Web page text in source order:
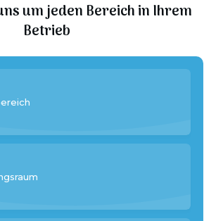
um jeden Bereich in Ihrem
Betrieb